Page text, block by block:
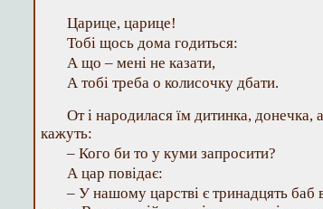
Царице, царице!
Тобі щось дома годиться:
А що – мені не казати,
А тобі треба о колисочку дбати.
От і народилася їм дитинка,
кажуть:
– Кого би то у куми запросити?
А цар повідає:
– У нашому царстві є тринадцять баб